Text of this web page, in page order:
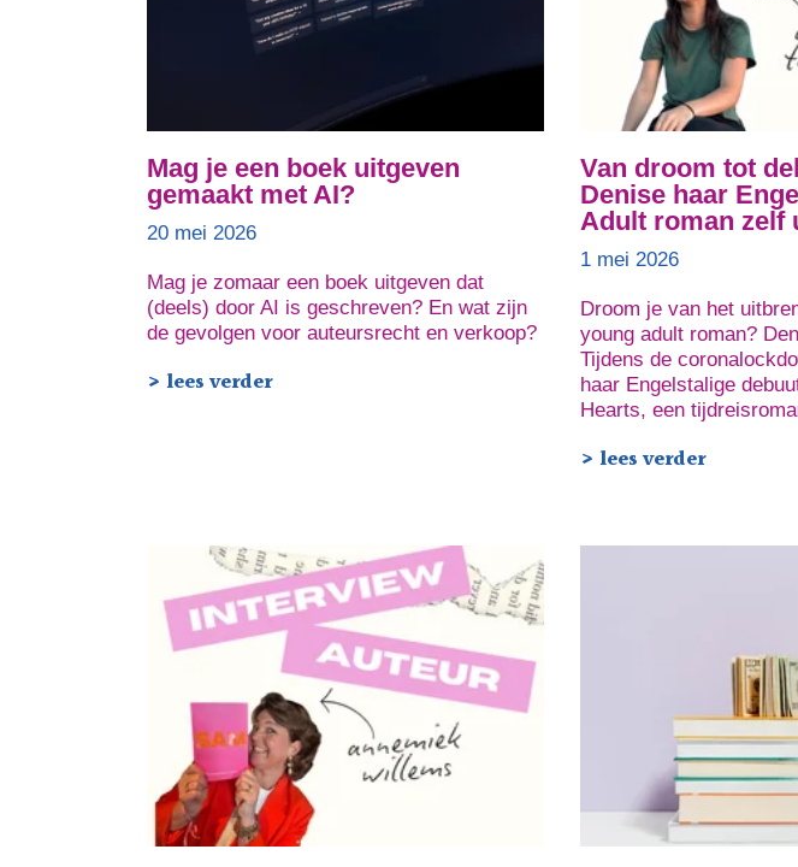
Mag je een boek uitgeven
gemaakt met AI?
20 mei 2026
Mag je zomaar een boek uitgeven dat
(deels) door AI is geschreven? En wat zijn
de gevolgen voor auteursrecht en verkoop?
> lees verder
Van droom tot
Denise haar
Adult roman zelf
1 mei 2026
Droom je van het
young adult roman?
Tijdens de
haar Engelstalige
Hearts, een
> lees verder